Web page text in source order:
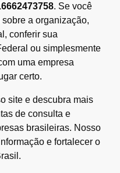
. Se você
a organização,
conferir sua
ou simplesmente
uma empresa
certo.
site e descubra mais
de consulta e
brasileiras. Nosso
e fortalecer o